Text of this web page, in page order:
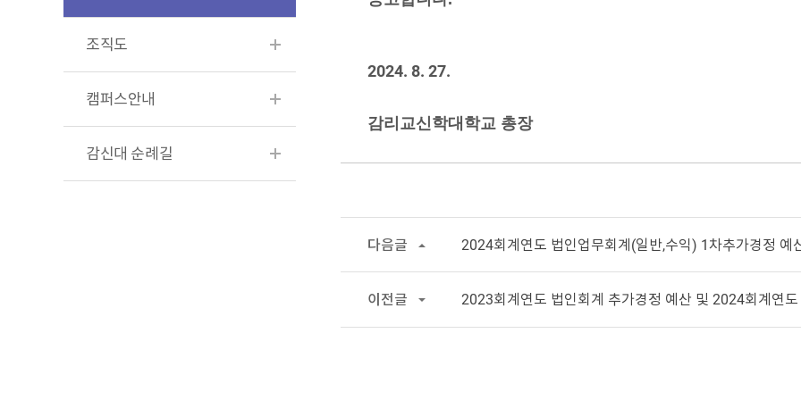
조직도
캠퍼스안내
감신대 순례길
2024. 8. 27.
감리교신학대학교 총장
다음글 2024회계연도 법인업무회계(일반,수익) 1차추가경정 예
이전글 2023회계연도 법인회계 추가경정 예산 및 2024회계연